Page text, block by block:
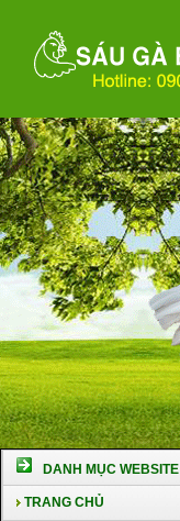
DANH MỤC WEBSITE
TRANG CHỦ